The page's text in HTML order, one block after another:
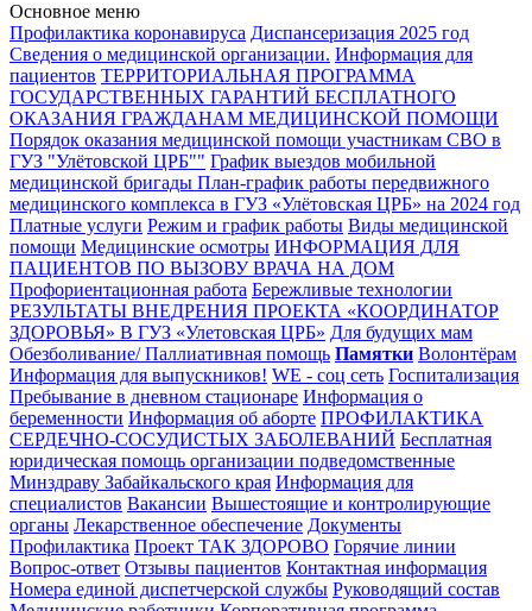
Основное меню
Профилактика коронавируса Диспансеризация 2025 год
Сведения о медицинской организации. Информация для
пациентов ТЕРРИТОРИАЛЬНАЯ ПРОГРАММА
ГОСУДАРСТВЕННЫХ ГАРАНТИЙ БЕСПЛАТНОГО
ОКАЗАНИЯ ГРАЖДАНАМ МЕДИЦИНСКОЙ ПОМОЩИ
Порядок оказания медицинской помощи участникам СВО в
ГУЗ "Улётовской ЦРБ"" График выездов мобильной
медицинской бригады План-график работы передвижного
медицинского комплекса в ГУЗ «Улётовская ЦРБ» на 2024 год
Платные услуги Режим и график работы Виды медицинской
помощи Медицинские осмотры ИНФОРМАЦИЯ ДЛЯ
ПАЦИЕНТОВ ПО ВЫЗОВУ ВРАЧА НА ДОМ
Профориентационная работа Бережливые технологии
РЕЗУЛЬТАТЫ ВНЕДРЕНИЯ ПРОЕКТА «КООРДИНАТОР
ЗДОРОВЬЯ» В ГУЗ «Улетовская ЦРБ» Для будущих мам
Обезболивание/ Паллиативная помощь Памятки Волонтёрам
Информация для выпускников! WE - соц сеть Госпитализация
Пребывание в дневном стационаре Информация о
беременности Информация об аборте ПРОФИЛАКТИКА
СЕРДЕЧНО-СОСУДИСТЫХ ЗАБОЛЕВАНИЙ Бесплатная
юридическая помощь организации подведомственные
Минздраву Забайкальского края Информация для
специалистов Вакансии Вышестоящие и контролирующие
органы Лекарственное обеспечение Документы
Профилактика Проект ТАК ЗДОРОВО Горячие линии
Вопрос-ответ Отзывы пациентов Контактная информация
Номера единой диспетчерской службы Руководящий состав